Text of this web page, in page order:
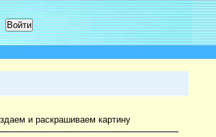
и раскрашиваем картину